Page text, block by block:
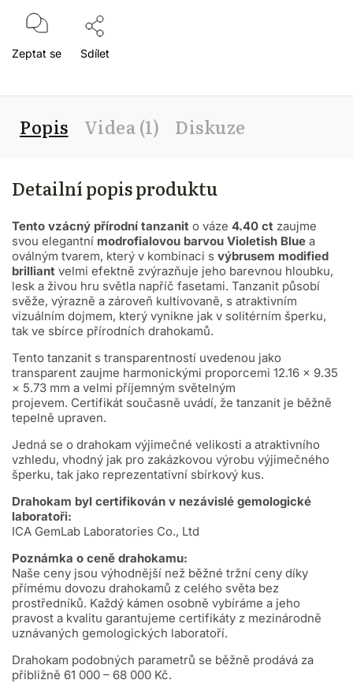
Zeptat se Sdílet
Popis Videa (1) Diskuze
Detailní popis produktu
Tento vzácný přírodní tanzanit o váze 4.40 ct zaujme
svou elegantní modrofialovou barvou Violetish Blue a
oválným tvarem, který v kombinaci s výbrusem modified
brilliant velmi efektně zvýrazňuje jeho barevnou hloubku,
lesk a živou hru světla napříč fasetami. Tanzanit působí
svěže, výrazně a zároveň kultivovaně, s atraktivním
vizuálním dojmem, který vynikne jak v solitérním šperku,
tak ve sbírce přírodních drahokamů.
Tento tanzanit s transparentností uvedenou jako
transparent zaujme harmonickými proporcemi 12.16 × 9.35
× 5.73 mm a velmi příjemným světelným
projevem. Certifikát současně uvádí, že tanzanit je běžně
tepelně upraven.
Jedná se o drahokam výjimečné velikosti a atraktivního
vzhledu, vhodný jak pro zakázkovou výrobu výjimečného
šperku, tak jako reprezentativní sbírkový kus.
Drahokam byl certifikován v nezávislé gemologické
laboratoři:
ICA GemLab Laboratories Co., Ltd
Poznámka o ceně drahokamu:
Naše ceny jsou výhodnější než běžné tržní ceny díky
přímému dovozu drahokamů z celého světa bez
prostředníků. Každý kámen osobně vybíráme a jeho
pravost a kvalitu garantujeme certifikáty z mezinárodně
uznávaných gemologických laboratoří.
Drahokam podobných parametrů se běžně prodává za
přibližně 61 000 – 68 000 Kč.